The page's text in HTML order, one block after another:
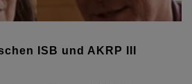
ISB und AKRP III